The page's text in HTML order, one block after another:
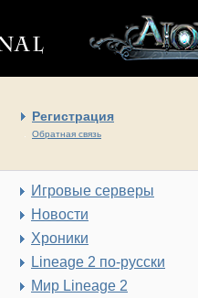
Регистрация
Обратная связь
Игровые серверы
Новости
Хроники
Lineage 2 по-русски
Мир Lineage 2